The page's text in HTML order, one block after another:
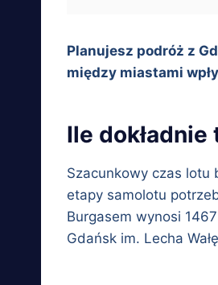
Planujesz podróż z
między miastami
Ile
Szacunkowy czas lotu
etapy samolotu
Burgasem wynosi
Gdańsk im. Lecha